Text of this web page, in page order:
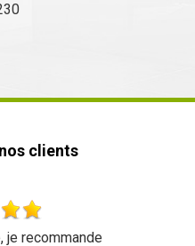
clients
redire Équipe sympathique et